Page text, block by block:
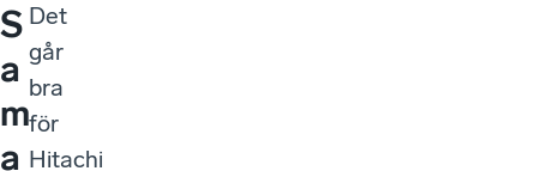
S
a
m
a
Det
går
bra
för
Hitachi